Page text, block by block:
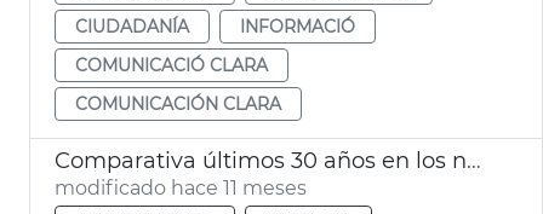
CIUDADANÍA
INFORMACIÓ
COMUNICACIÓ CLARA
COMUNICACIÓN CLARA
Comparativa últimos 30 años en los nombres más comunes entre la población valenciana
modificado hace 11 meses